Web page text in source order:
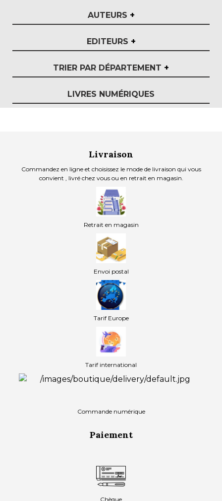
AUTEURS +
EDITEURS +
TRIER PAR DÉPARTEMENT +
LIVRES NUMÉRIQUES
Livraison
Commandez en ligne et choisissez le mode de livraison qui vous
convient , livré chez vous ou en retrait en magasin.
Retrait en magasin
Envoi postal
Tarif Europe
Tarif international
Commande numérique
Paiement
Chèque